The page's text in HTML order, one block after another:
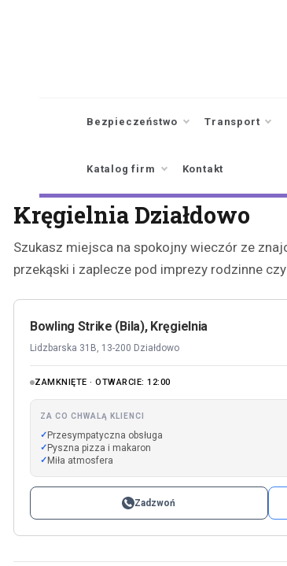
Bezpieczeństwo Transport
Katalog firm Kontakt
Kręgielnia Działdowo
Szukasz miejsca na spokojny wieczór ze
przekąski i zaplecze pod imprezy rodzinne
Bowling Strike (Bila), Kręgielnia
Lidzbarska 31B, 13-200 Działdowo
ZAMKNIĘTE · OTWARCIE: 12:00
ZA CO CHWALĄ KLIENCI
Przesympatyczna obsługa
Pyszna pizza i makaron
Miła atmosfera
Zadzwoń